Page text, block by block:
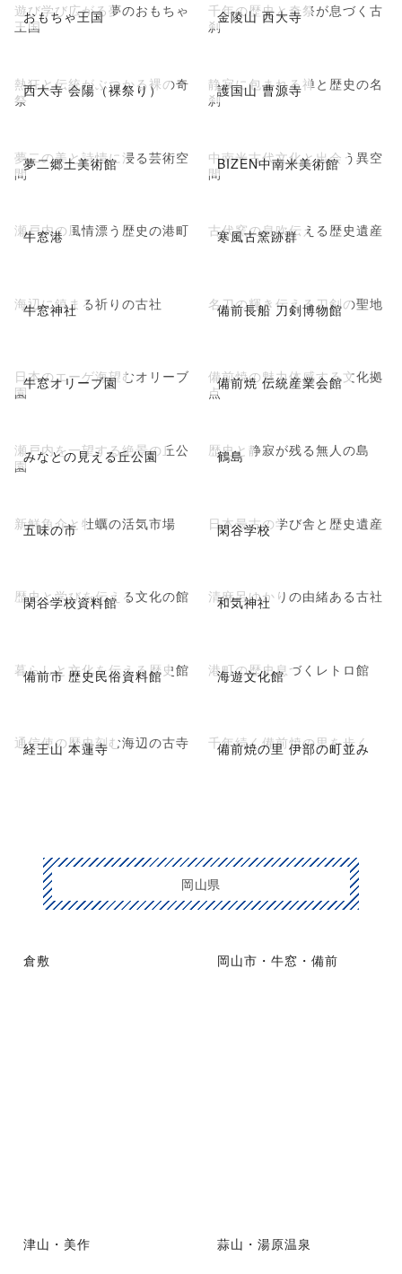
おもちゃ王国
遊び学び広がる夢のおもちゃ
王国
金陵山 西大寺
千年の歴史と奇祭が息づく古
刹
西大寺 会陽（裸祭り）
熱狂と伝統がぶつかる裸の奇
祭
護国山 曹源寺
静寂に包まれる禅と歴史の名
刹
夢二郷土美術館
夢二の美と詩情に浸る芸術空
間
BIZEN中南米美術館
中南米古代文化と出会う異空
間
牛窓港
瀬戸内の風情漂う歴史の港町 寒風古窯跡群
古代窯の息吹伝える歴史遺産
牛窓神社
海辺に鎮まる祈りの古社 備前長船 刀剣博物館
名刀の輝き伝える刀剣の聖地
牛窓オリーブ園
日本のエーゲ海望むオリーブ
園
備前焼 伝統産業会館
備前焼の魅力体感する文化拠
点
みなとの見える丘公園
瀬戸内を一望する絶景の丘公
園
鶴島
歴史と静寂が残る無人の島
五味の市
新鮮魚介と牡蠣の活気市場 閑谷学校
日本最古の学び舎と歴史遺産
閑谷学校資料館
歴史と学びを伝える文化の館 和気神社
清麻呂ゆかりの由緒ある古社
備前市 歴史民俗資料館
暮らしと文化を伝える歴史館 海遊文化館
港町の歴史息づくレトロ館
経王山 本蓮寺
通信使の歴史刻む海辺の古寺 備前焼の里 伊部の町並み
千年続く備前焼の里を歩く
岡山県
倉敷 岡山市・牛窓・備前
津山・美作 蒜山・湯原温泉